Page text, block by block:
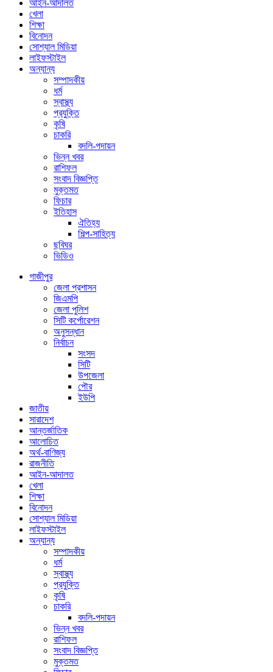
আইন-আদালত
খেলা
শিক্ষা
বিনোদন
সোশ্যাল মিডিয়া
লাইফস্টাইল
অন্যান্য
সম্পাদকীয়
ধর্ম
স্বাস্থ্য
প্রযুক্তি
কৃষি
চাকরি
বদলি-পদায়ন
ভিন্ন খবর
রাশিফল
সংবাদ বিজ্ঞপ্তি
মুক্তমত
ফিচার
ইতিহাস
ঐতিহ্য
শিল্প-সাহিত্য
ছবিঘর
ভিডিও
গাজীপুর
জেলা প্রশাসন
জিএমপি
জেলা পুলিশ
সিটি কর্পোরেশন
অনুসন্ধান
নির্বাচন
সংসদ
সিটি
উপজেলা
পৌর
ইউপি
জাতীয়
সারাদেশ
আন্তর্জাতিক
আলোচিত
অর্থ-বাণিজ্য
রাজনীতি
আইন-আদালত
খেলা
শিক্ষা
বিনোদন
সোশ্যাল মিডিয়া
লাইফস্টাইল
অন্যান্য
সম্পাদকীয়
ধর্ম
স্বাস্থ্য
প্রযুক্তি
কৃষি
চাকরি
বদলি-পদায়ন
ভিন্ন খবর
রাশিফল
সংবাদ বিজ্ঞপ্তি
মুক্তমত